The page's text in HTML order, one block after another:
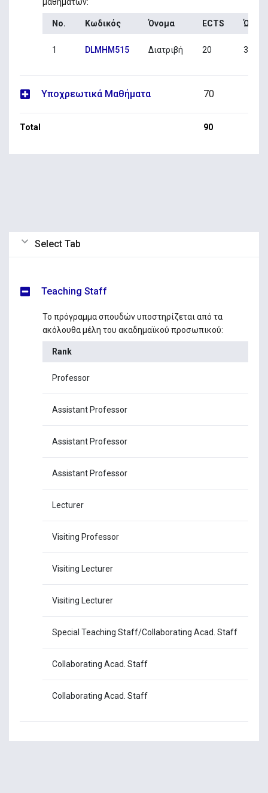
No. Κωδικός Όνομα ECTS Ώρες
1 DLMHM515 Διατριβή 20 3
Υποχρεωτικά Μαθήματα 70
Total 90
Select Tab
Teaching Staff
Το πρόγραμμα σπουδών υποστηρίζεται από τα
ακόλουθα μέλη του ακαδημαϊκού προσωπικού:
Rank
Professor
Assistant Professor
Assistant Professor
Assistant Professor
Lecturer
Visiting Professor
Visiting Lecturer
Visiting Lecturer
Special Teaching Staff/Collaborating Acad. Staff
Collaborating Acad. Staff
Collaborating Acad. Staff